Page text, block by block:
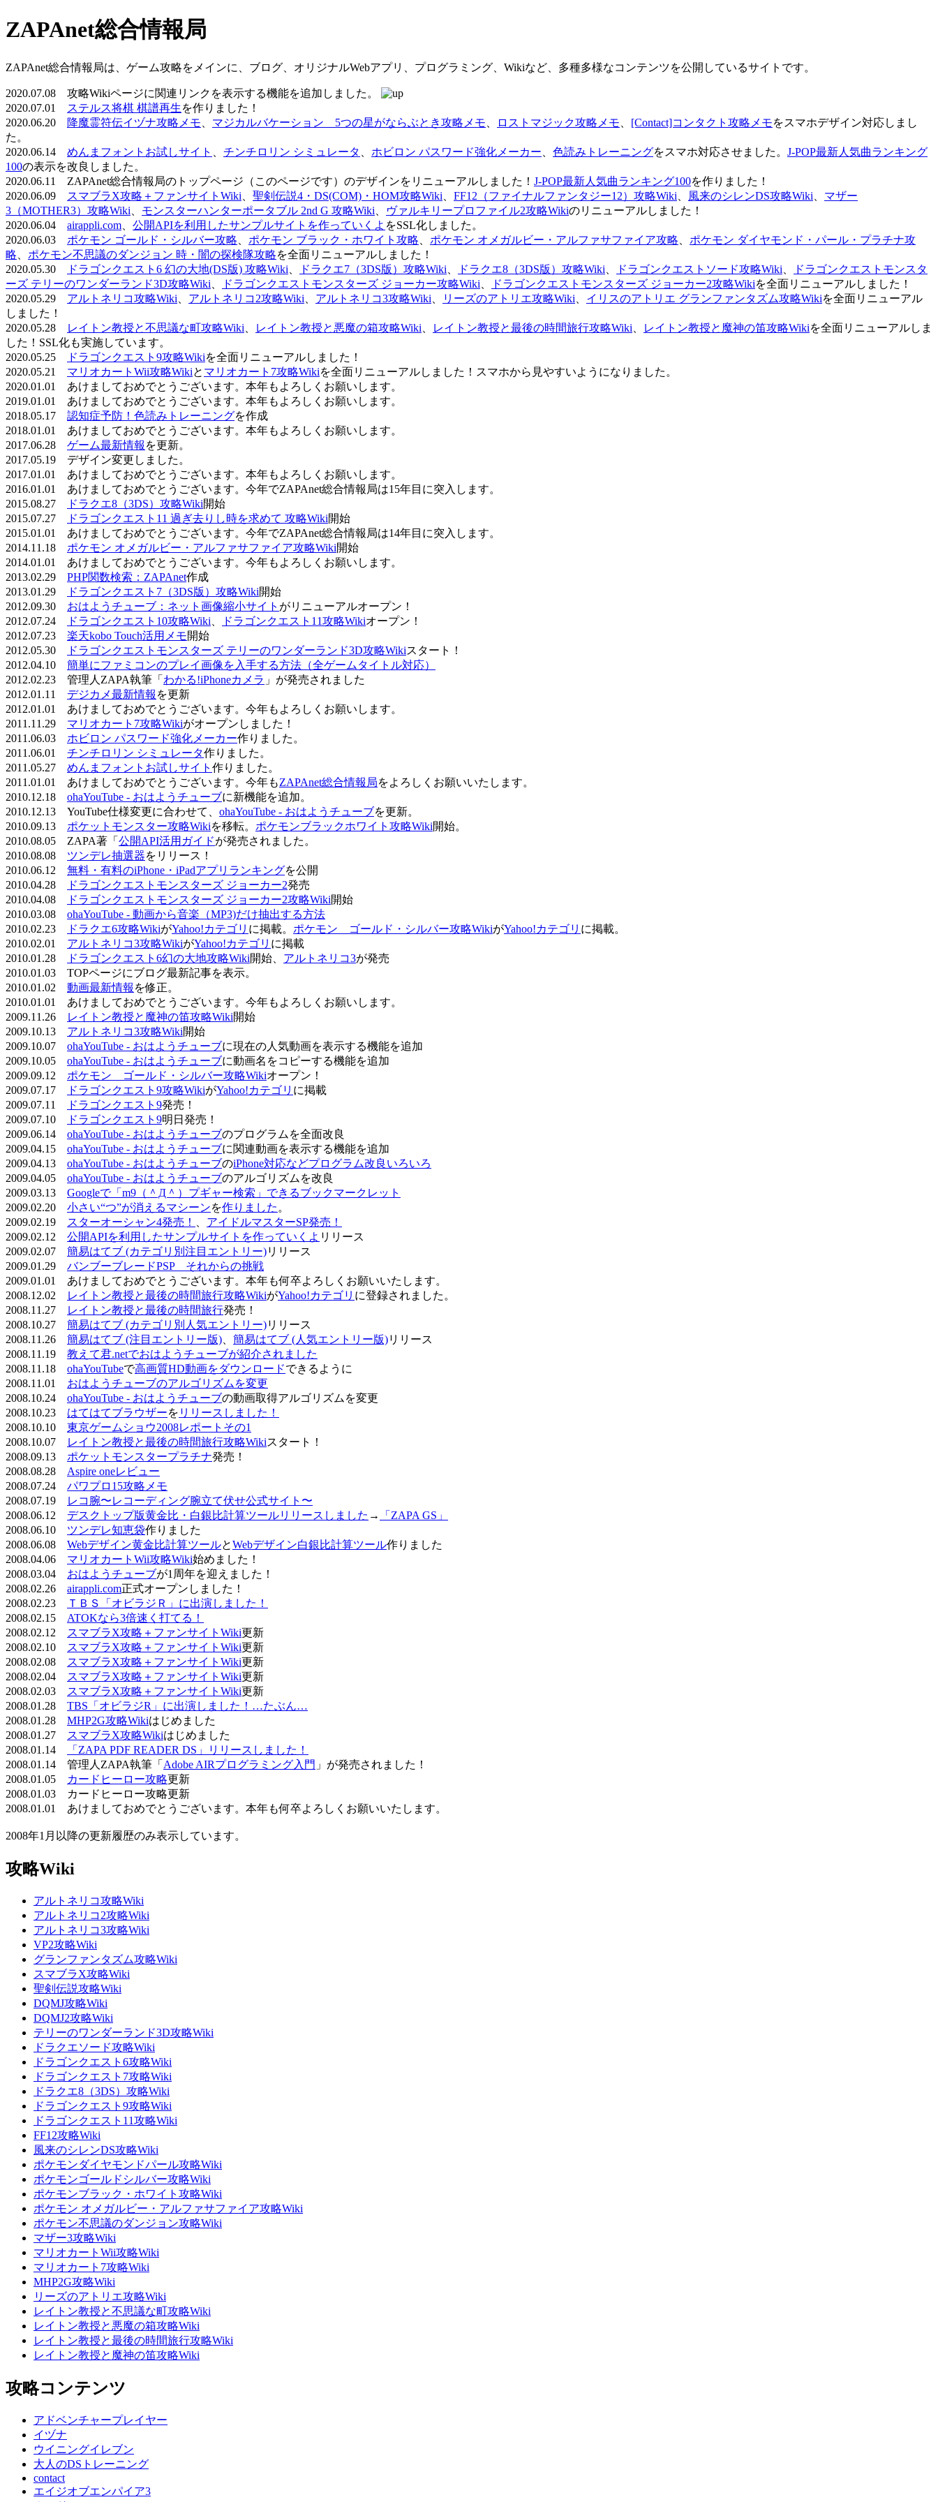
ZAPAnet総合情報局
ZAPAnet総合情報局は、ゲーム攻略をメインに、ブログ、オリジナルWebアプリ、プログラミング、Wikiなど、多種多様なコンテンツを公開しているサイトです。
2020.07.08 攻略Wikiページに関連リンクを表示する機能を追加しました。
2020.07.01
ステルス将棋 棋譜再生を作りました！
2020.06.20
降魔霊符伝イヅナ攻略メモ マジカルバケーション 5つの星がならぶとき攻略メモ ロストマジック攻略メモ [Contact]コンタクト攻略メモをスマホデザイン対応しまし
た。
2020.06.14 めんまフォントお試しサイト チンチロリン シミュレータ ホビロン パスワード強化メーカー 色読みトレーニングをスマホ対応させました。 J-POP最新人気曲ランキング
100の表示を改良しました。
2020.06.11 ZAPAnet総合情報局のトップページ（このページです）のデザインをリニューアルしました！ J-POP最新人気曲ランキング100を作りました！
2020.06.09
スマブラX攻略＋ファンサイトWiki 聖剣伝説4・DS(COM)・HOM攻略Wiki FF12（ファイナルファンタジー12）攻略Wiki 風来のシレンDS攻略Wiki
マザー
3（MOTHER3）攻略Wiki
モンスターハンターポータブル 2nd G 攻略Wiki ヴァルキリープロファイル2攻略Wikiのリニューアルしました！
2020.06.04 airappli.com 公開APIを利用したサンプルサイトを作っていくよ をSSL化しました。
2020.06.03 ポケモン ゴールド・シルバー攻略 ポケモン ブラック・ホワイト攻略 ポケモン オメガルビー・アルファサファイア攻略
ポケモン ダイヤモンド・パール・プラチナ攻
略
ポケモン不思議のダンジョン 時・闇の探検隊攻略を全面リニューアルしました！
2020.05.30
ドラゴンクエスト6 幻の大地(DS版) 攻略Wiki ドラクエ7（3DS版）攻略Wiki ドラクエ8（3DS版）攻略Wiki ドラゴンクエストソード攻略Wiki
ドラゴンクエストモンスタ
ーズ テリーのワンダーランド3D攻略Wiki
ドラゴンクエストモンスターズ ジョーカー攻略Wiki ドラゴンクエストモンスターズ ジョーカー2攻略Wikiを全面リニューアルしました！
2020.05.29 アルトネリコ攻略Wiki アルトネリコ2攻略Wiki アルトネリコ3攻略Wiki リーズのアトリエ攻略Wiki イリスのアトリエ グランファンタズム攻略Wikiを全面リニューアル
しました！
2020.05.28
レイトン教授と不思議な町攻略Wiki レイトン教授と悪魔の箱攻略Wiki レイトン教授と最後の時間旅行攻略Wiki レイトン教授と魔神の笛攻略Wikiを全面リニューアルしま
した！SSL化も実施しています。
2020.05.25
ドラゴンクエスト9攻略Wikiを全面リニューアルしました！
2020.05.21 マリオカートWii攻略Wikiと マリオカート7攻略Wikiを全面リニューアルしました！スマホから見やすいようになりました。
2020.01.01 あけましておめでとうございます。本年もよろしくお願いします。
2019.01.01 あけましておめでとうございます。本年もよろしくお願いします。
2018.05.17 認知症予防！色読みトレーニングを作成
2018.01.01 あけましておめでとうございます。本年もよろしくお願いします。
2017.06.28 ゲーム最新情報 を更新。
2017.05.19 デザイン変更しました。
2017.01.01 あけましておめでとうございます。本年もよろしくお願いします。
2016.01.01 あけましておめでとうございます。今年でZAPAnet総合情報局は15年目に突入します。
2015.08.27
ドラクエ8（3DS）攻略Wiki開始
2015.07.27
ドラゴンクエスト11 過ぎ去りし時を求めて 攻略Wiki開始
2015.01.01 あけましておめでとうございます。今年でZAPAnet総合情報局は14年目に突入します。
2014.11.18 ポケモン オメガルビー・アルファサファイア攻略Wiki開始
2014.01.01 あけましておめでとうございます。今年もよろしくお願いします。
2013.02.29 PHP関数検索：ZAPAnet作成
2013.01.29
ドラゴンクエスト7（3DS版）攻略Wiki開始
2012.09.30 おはようチューブ：ネット画像縮小サイト がリニューアルオープン！
2012.07.24
ドラゴンクエスト10攻略Wiki ドラゴンクエスト11攻略Wikiオープン！
2012.07.23 楽天kobo Touch活用メモ開始
2012.05.30
ドラゴンクエストモンスターズ テリーのワンダーランド3D攻略Wikiスタート！
2012.04.10 簡単にファミコンのプレイ画像を入手する方法（全ゲームタイトル対応）
2012.02.23 管理人ZAPA執筆「 わかる!iPhoneカメラ 」が発売されました
2012.01.11 デジカメ最新情報 を更新
2012.01.01 あけましておめでとうございます。今年もよろしくお願いします。
2011.11.29 マリオカート7攻略Wikiがオープンしました！
2011.06.03 ホビロン パスワード強化メーカー作りました。
2011.06.01 チンチロリン シミュレータ作りました。
2011.05.27 めんまフォントお試しサイト 作りました。
2011.01.01 あけましておめでとうございます。今年もZAPAnet総合情報局をよろしくお願いいたします。
2010.12.18 ohaYouTube - おはようチューブに新機能を追加。
2010.12.13 YouTube仕様変更に合わせて、 ohaYouTube - おはようチューブを更新。
2010.09.13 ポケットモンスター攻略Wikiを移転。 ポケモンブラックホワイト攻略Wiki開始。
2010.08.05 ZAPA著「 公開API活用ガイドが発売されました。
2010.08.08 ツンデレ抽選器をリリース！
2010.06.12 無料・有料のiPhone・iPadアプリランキングを公開
2010.04.28
ドラゴンクエストモンスターズ ジョーカー2発売
2010.04.08
ドラゴンクエストモンスターズ ジョーカー2攻略Wiki開始
2010.03.08 ohaYouTube - 動画から音楽（MP3)だけ抽出する方法
2010.02.23
ドラクエ6攻略WikiがYahoo!カテゴリ に掲載。 ポケモン ゴールド・シルバー攻略WikiがYahoo!カテゴリ に掲載。
2010.02.01 アルトネリコ3攻略WikiがYahoo!カテゴリ に掲載
2010.01.28
ドラゴンクエスト6幻の大地攻略Wiki開始、 アルトネリコ3が発売
2010.01.03 TOPページにブログ最新記事を表示。
2010.01.02 動画最新情報 を修正。
2010.01.01 あけましておめでとうございます。今年もよろしくお願いします。
2009.11.26
レイトン教授と魔神の笛攻略Wiki開始
2009.10.13 アルトネリコ3攻略Wiki開始
2009.10.07 ohaYouTube - おはようチューブに現在の人気動画を表示する機能を追加
2009.10.05 ohaYouTube - おはようチューブに動画名をコピーする機能を追加
2009.09.12 ポケモン ゴールド・シルバー攻略Wikiオープン！
2009.07.17
ドラゴンクエスト9攻略WikiがYahoo!カテゴリ に掲載
2009.07.11
ドラゴンクエスト9発売！
2009.07.10
ドラゴンクエスト9明日発売！
2009.06.14 ohaYouTube - おはようチューブのプログラムを全面改良
2009.04.15 ohaYouTube - おはようチューブに関連動画を表示する機能を追加
2009.04.13 ohaYouTube - おはようチューブのiPhone対応などプログラム改良いろいろ
2009.04.05 ohaYouTube - おはようチューブのアルゴリズムを改良
2009.03.13 Googleで「m9（＾Д＾）プギャー検索」できるブックマークレット
2009.02.20 小さい“つ”が消えるマシーンを作りました 。
2009.02.19
スターオーシャン4発売！
アイドルマスターSP発売！
2009.02.12 公開APIを利用したサンプルサイトを作っていくよ リリース
2009.02.07 簡易はてブ (カテゴリ別注目エントリー)リリース
2009.01.29 バンブーブレードPSP それからの挑戦
2009.01.01 あけましておめでとうございます。本年も何卒よろしくお願いいたします。
2008.12.02
レイトン教授と最後の時間旅行攻略WikiがYahoo!カテゴリ に登録されました。
2008.11.27
レイトン教授と最後の時間旅行発売！
2008.10.27 簡易はてブ (カテゴリ別人気エントリー)リリース
2008.11.26 簡易はてブ (注目エントリー版) 簡易はてブ (人気エントリー版)リリース
2008.11.19 教えて君.netでおはようチューブが紹介されました
2008.11.18 ohaYouTubeで高画質HD動画をダウンロードできるように
2008.11.01 おはようチューブのアルゴリズムを変更
2008.10.24 ohaYouTube - おはようチューブの動画取得アルゴリズムを変更
2008.10.23 はてはてブラウザーを リリースしました！
2008.10.10 東京ゲームショウ2008レポートその1
2008.10.07
レイトン教授と最後の時間旅行攻略Wikiスタート！
2008.09.13 ポケットモンスタープラチナ発売！
2008.08.28 Aspire oneレビュー
2008.07.24 パワプロ15攻略メモ
2008.07.19
レコ腕〜レコーディング腕立て伏せ公式サイト〜
2008.06.12 デスクトップ版黄金比・白銀比計算ツールリリースしました →
「ZAPA GS」
2008.06.10 ツンデレ知恵袋作りました
2008.06.08 Webデザイン黄金比計算ツールとWebデザイン白銀比計算ツール作りました
2008.04.06 マリオカートWii攻略Wiki始めました！
2008.03.04 おはようチューブが1周年を迎えました！
2008.02.26 airappli.com正式オープンしました！
2008.02.23
ＴＢＳ「オビラジＲ」に出演しました！
2008.02.15 ATOKなら3倍速く打てる！
2008.02.12
スマブラX攻略＋ファンサイトWiki更新
2008.02.10
スマブラX攻略＋ファンサイトWiki更新
2008.02.08
スマブラX攻略＋ファンサイトWiki更新
2008.02.04
スマブラX攻略＋ファンサイトWiki更新
2008.02.03
スマブラX攻略＋ファンサイトWiki更新
2008.01.28 TBS「オビラジR」に出演しました！…たぶん…
2008.01.28 MHP2G攻略Wikiはじめました
2008.01.27
スマブラX攻略Wikiはじめました
2008.01.14
「ZAPA PDF READER DS」リリースしました！
2008.01.14 管理人ZAPA執筆「 Adobe AIRプログラミング入門 」が発売されました！
2008.01.05
カードヒーロー攻略更新
2008.01.03 カードヒーロー攻略更新
2008.01.01 あけましておめでとうございます。本年も何卒よろしくお願いいたします。
2008年1月以降の更新履歴のみ表示しています。
攻略Wiki
アルトネリコ攻略Wiki
アルトネリコ2攻略Wiki
アルトネリコ3攻略Wiki
VP2攻略Wiki
グランファンタズム攻略Wiki
スマブラX攻略Wiki
聖剣伝説攻略Wiki
DQMJ攻略Wiki
DQMJ2攻略Wiki
テリーのワンダーランド3D攻略Wiki
ドラクエソード攻略Wiki
ドラゴンクエスト6攻略Wiki
ドラゴンクエスト7攻略Wiki
ドラクエ8（3DS）攻略Wiki
ドラゴンクエスト9攻略Wiki
ドラゴンクエスト11攻略Wiki
FF12攻略Wiki
風来のシレンDS攻略Wiki
ポケモンダイヤモンドパール攻略Wiki
ポケモンゴールドシルバー攻略Wiki
ポケモンブラック・ホワイト攻略Wiki
ポケモン オメガルビー・アルファサファイア攻略Wiki
ポケモン不思議のダンジョン攻略Wiki
マザー3攻略Wiki
マリオカートWii攻略Wiki
マリオカート7攻略Wiki
MHP2G攻略Wiki
リーズのアトリエ攻略Wiki
レイトン教授と不思議な町攻略Wiki
レイトン教授と悪魔の箱攻略Wiki
レイトン教授と最後の時間旅行攻略Wiki
レイトン教授と魔神の笛攻略Wiki
攻略コンテンツ
アドベンチャープレイヤー
イヅナ
ウイニングイレブン
大人のDSトレーニング
contact
エイジオブエンパイア3